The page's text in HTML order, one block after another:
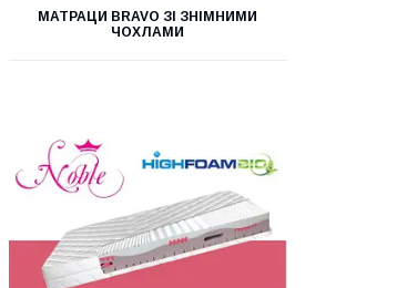
МАТРАЦИ BRAVO ЗІ ЗНІМНИМИ
ЧОХЛАМИ